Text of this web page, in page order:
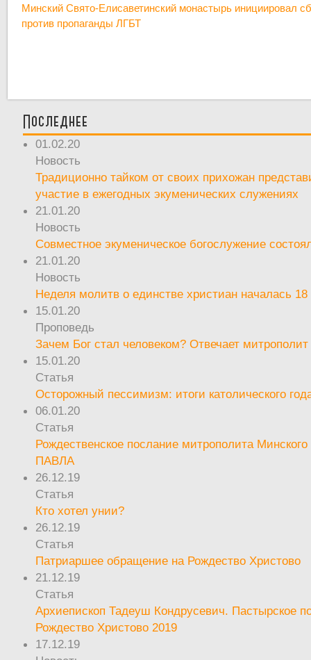
Минский Свято-Елисаветинский монастырь инициировал
против пропаганды ЛГБТ
Последнее
01.02.20
Новость
Традиционно тайком от своих прихожан
участие в ежегодных экуменических служениях
21.01.20
Новость
Совместное экуменическое богослужение
21.01.20
Новость
Неделя молитв о единстве христиан началась 18
15.01.20
Проповедь
Зачем Бог стал человеком? Отвечает
15.01.20
Статья
Осторожный пессимизм: итоги католического
06.01.20
Статья
Рождественское послание митрополита Минского
ПАВЛА
26.12.19
Статья
Кто хотел унии?
26.12.19
Статья
Патриаршее обращение на Рождество Христово
21.12.19
Статья
Архиепископ Тадеуш Кондрусевич. Пастырское
Рождество Христово 2019
17.12.19